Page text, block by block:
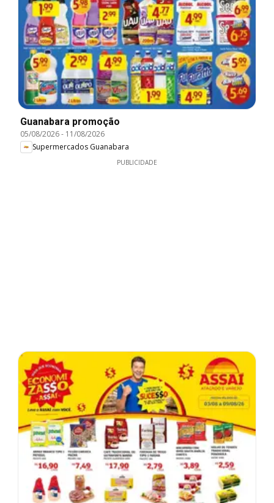
Guanabara promoção
05/08/2026- 11/08/2026
Supermercados Guanabara
PUBLICIDADE